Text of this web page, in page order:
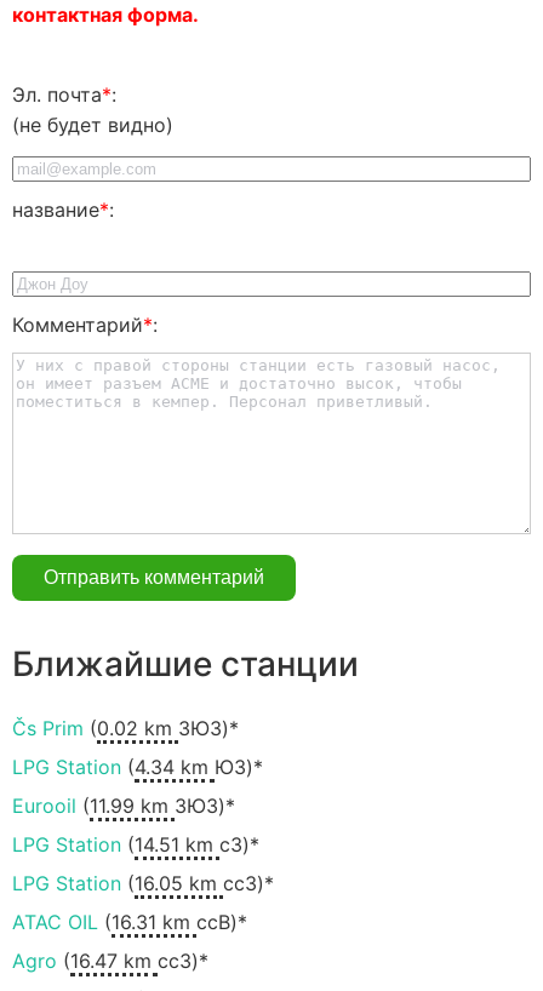
контактная форма.
Эл. почта*:
(не будет видно)
название*:
Комментарий*:
Ближайшие станции
Čs Prim (0.02 km ЗЮЗ)*
LPG Station (4.34 km ЮЗ)*
Eurooil (11.99 km ЗЮЗ)*
LPG Station (14.51 km сЗ)*
LPG Station (16.05 km ccЗ)*
ATAC OIL (16.31 km ссВ)*
Agro (16.47 km ccЗ)*